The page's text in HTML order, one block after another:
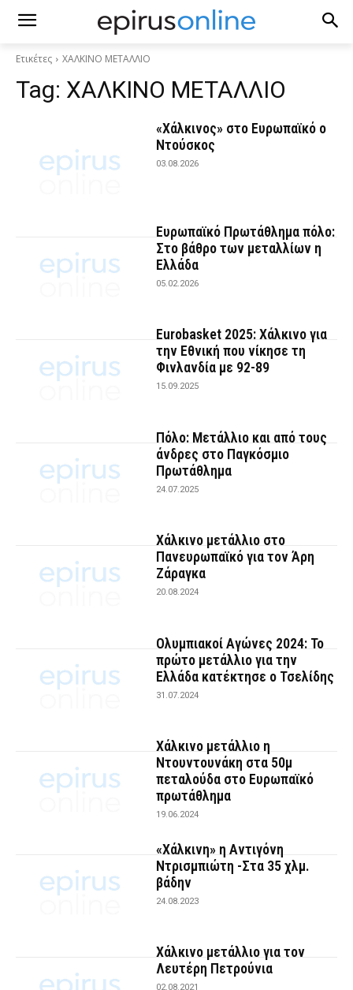
Ετικέτες ΧΑΛΚΙΝΟ ΜΕΤΑΛΛΙΟ
Tag: ΧΑΛΚΙΝΟ ΜΕΤΑΛΛΙΟ
«Χάλκινος» στο Ευρωπαϊκό ο
Ντούσκος
03.08.2026
Ευρωπαϊκό Πρωτάθλημα πόλο:
Στο βάθρο των μεταλλίων η
Ελλάδα
05.02.2026
Eurobasket 2025: Χάλκινο για
την Εθνική που νίκησε τη
Φινλανδία με 92-89
15.09.2025
Πόλο: Μετάλλιο και από τους
άνδρες στο Παγκόσμιο
Πρωτάθλημα
24.07.2025
Χάλκινο μετάλλιο στο
Πανευρωπαϊκό για τον Άρη
Ζάραγκα
20.08.2024
Ολυμπιακοί Αγώνες 2024: Το
πρώτο μετάλλιο για την
Ελλάδα κατέκτησε ο Τσελίδης
31.07.2024
Χάλκινο μετάλλιο η
Ντουντουνάκη στα 50μ
πεταλούδα στο Ευρωπαϊκό
πρωτάθλημα
19.06.2024
«Χάλκινη» η Αντιγόνη
Ντρισμπιώτη -Στα 35 χλμ.
βάδην
24.08.2023
Χάλκινο μετάλλιο για τον
Λευτέρη Πετρούνια
02.08.2021